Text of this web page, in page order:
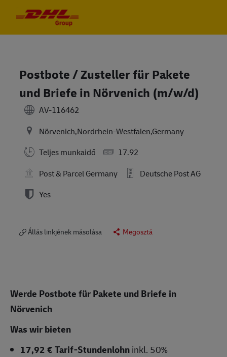
Postbote / Zusteller für Pakete
und Briefe in Nörvenich (m/w/d)
AV-116462
Nörvenich,Nordrhein-Westfalen,Germany
Teljes munkaidő
17.92
Post & Parcel Germany
Deutsche Post AG
Yes
Állás linkjének másolása Megosztá
Werde Postbote für Pakete und Briefe in
Nörvenich
Was wir bieten
17,92 € Tarif-Stundenlohninkl. 50%